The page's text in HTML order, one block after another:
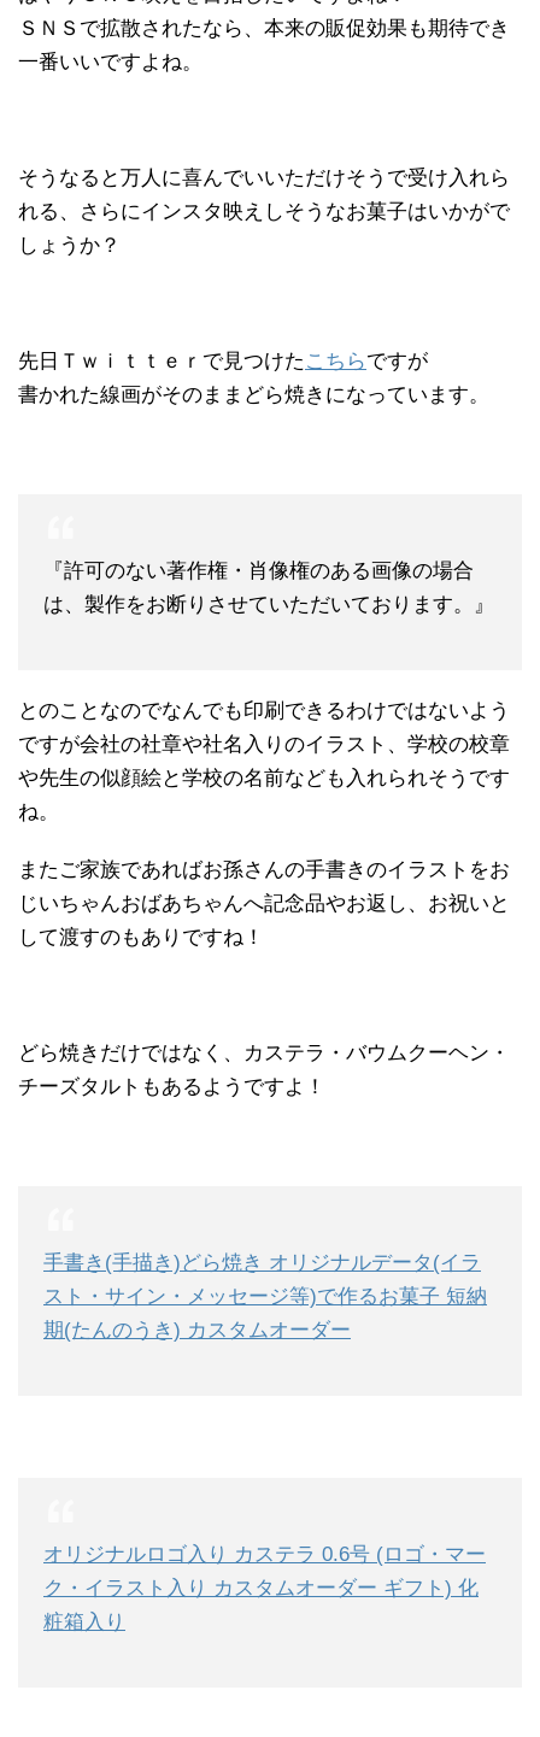
ＳＮＳで拡散されたなら、本来の販促効果も期待でき
一番いいですよね。
そうなると万人に喜んでいいただけそうで受け入れら
れる、さらにインスタ映えしそうなお菓子はいかがで
しょうか？
先日Ｔｗｉｔｔｅｒで見つけた こちらですが
書かれた線画がそのままどら焼きになっています。
『許可のない著作権・肖像権のある画像の場合
は、製作をお断りさせていただいております。』
とのことなのでなんでも印刷できるわけではないよう
ですが会社の社章や社名入りのイラスト、学校の校章
や先生の似顔絵と学校の名前なども入れられそうです
ね。
またご家族であればお孫さんの手書きのイラストをお
じいちゃんおばあちゃんへ記念品やお返し、お祝いと
して渡すのもありですね！
どら焼きだけではなく、カステラ・バウムクーヘン・
チーズタルトもあるようですよ！
手書き(手描き)どら焼き オリジナルデータ(イラ
スト・サイン・メッセージ等)で作るお菓子 短納
期(たんのうき) カスタムオーダー
オリジナルロゴ入り カステラ 0.6号 (ロゴ・マー
ク・イラスト入り カスタムオーダー ギフト) 化
粧箱入り